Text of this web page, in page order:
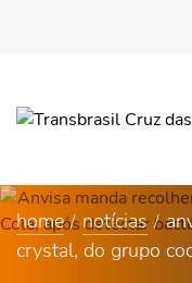
home notícias
crystal, do grupo